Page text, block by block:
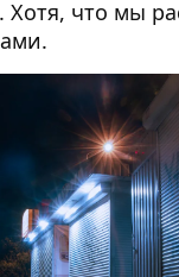
Хотя, что мы